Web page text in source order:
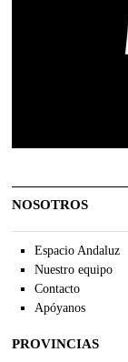
NOSOTROS
Espacio Andaluz
Nuestro equipo
Contacto
Apóyanos
PROVINCIAS